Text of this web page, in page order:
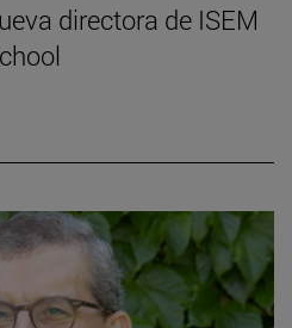
directora de ISEM